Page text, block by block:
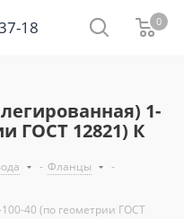
18 0
1-
ГОСТ 12821) К
- Фланцы
-
40 (по геометрии ГОСТ